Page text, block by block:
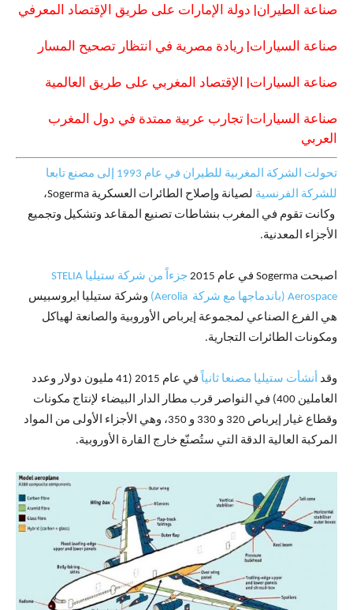
صناعة الطيران| دولة الإمارات على طريق الإقتصاد المعرفي
صناعة السيارات| ريادة مصرية في انتظار تصحيح المسار
صناعة السيارات| الإقتصاد المغربي على طريق العالمية
صناعة السيارات| تجارب عربية ممتدة في دول المغرب
العربي
تحولت الشركة المغربية للطيران في عام 1993 إلى مصنع تابعا
للشركة الفرنسية
لصيانة وإصلاح الطائرات العسكرية Sogerma،
وكانت تقوم في المغرب بنشاطات تصنيع المقاعد وتشكيل وتجميع
الأجزاء المعدنية.
اصبحت Sogerma في عام 2015
جزءاً من شركة ستيليا STELIA
Aerospace (باندماجها مع شركة Aerolia)
وشركة ستيليا ايروسبيس
هي الفرع الصناعي لمجموعة إيرباص الأوروبية والصانعة لهياكل
ومكونات الطائرات التجارية.
وقد أنشأت ستيليا مصنعا ثانياً
في عام 2015 (41 مليون دولار وعدد
العاملين 400) في النواصر قرب مطار الدار البيضاء لإنتاج مكونات
وقطاع غيار إيرباص 320 و 330 و 350، وهي الأجزاء الأولى من المواد
المركبة العالية الدقة التي ستُصنّع خارج القارة الأوروبية.